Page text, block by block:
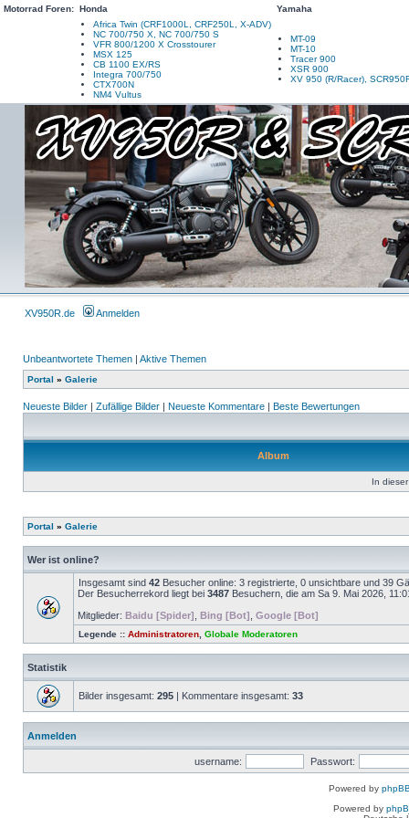
Motorrad Foren: Honda
Yamaha
Africa Twin (CRF1000L, CRF250L, X-ADV)
NC 700/750 X, NC 700/750 S
VFR 800/1200 X Crosstourer
MSX 125
CB 1100 EX/RS
Integra 700/750
CTX700N
NM4 Vultus
MT-09
MT-10
Tracer 900
XSR 900
XV 950 (R/Racer),
XV950R.de Anmelden
Unbeantwortete Themen | Aktive Themen
Portal » Galerie
Neueste Bilder | Zufällige Bilder | Neueste Kommentare | Beste Bewertungen
Album
In
Portal » Galerie
Wer ist online?
Insgesamt sind 42 Besucher online: 3 registrierte, 0 unsichtbare und 39
Der Besucherrekord liegt bei 3487 Besuchern, die am Sa 9. Mai 2026,
Mitglieder: Baidu [Spider] Bing [Bot] Google [Bot]
Legende :: Administratoren Globale Moderatoren
Statistik
Bilder insgesamt: 295 | Kommentare insgesamt: 33
Anmelden
username: Passwort:
Powered by
Powered by